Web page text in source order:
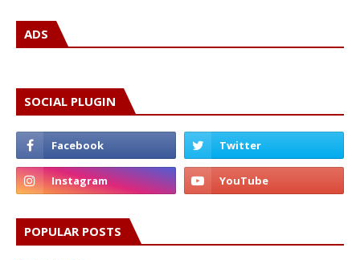
ADS
SOCIAL PLUGIN
POPULAR POSTS